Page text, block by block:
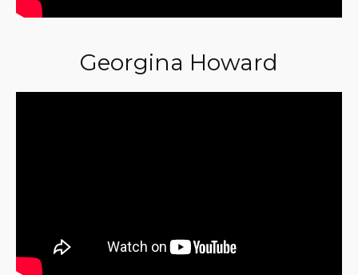
Georgina Howard